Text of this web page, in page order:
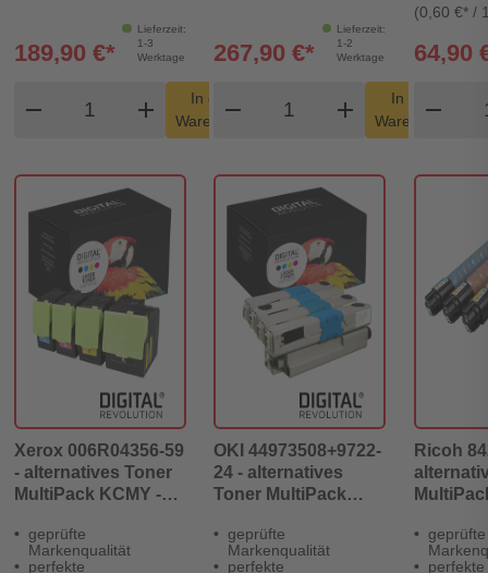
Lieferzeit:
1-3
Werktage
189,90 €*
remove
Produkt Warenkorb Menge
add
In den
Warenkorb
Lieferzeit:
1-2
Werktage
267,90 €*
remove
Produkt Warenkorb
add
In den
Warenkorb
(0,60 €* /
64,90
remove
Xerox 006R04356-59
- alternatives Toner
MultiPack KCMY -
geprüfte
Markenqualität
perfekte
OKI 44973508+9722-
24 - alternatives
Toner MultiPack
Revolution
geprüfte
Markenqualität
perfekte
Ricoh
geprüfte
perfekte